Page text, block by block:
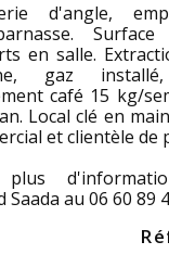
d'angle,
en salle.
gaz
café 15 kg/
Local clé en
et clientèle de
Saada au 06 60 89